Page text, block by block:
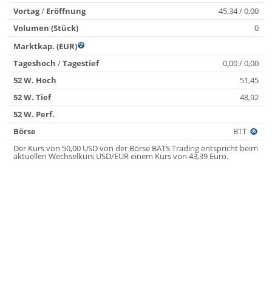
Vortag/ Eröffnung
45,34 / 0,00
Volumen (Stück)
0
Marktkap. (EUR)
Tageshoch /Tagestief
0,00 / 0,00
52 W. Hoch
51,45
52 W. Tief
48,92
52 W. Perf.
Börse
BTT
Der Kurs von 50,00 USD von der Börse BATS Trading entspricht beim
aktuellen Wechselkurs USD/EUR einem Kurs von 43,39 Euro.